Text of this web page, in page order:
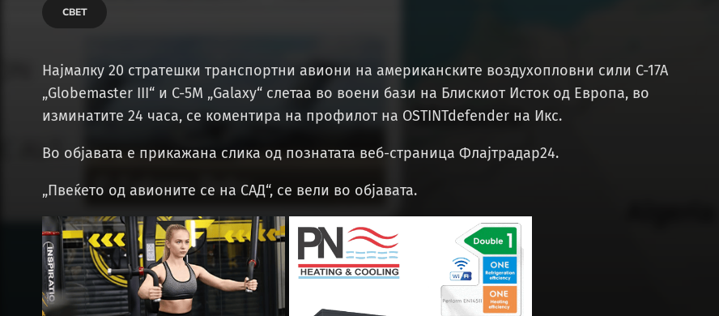
СВЕТ
Најмалку 20 стратешки транспортни авиони на американските воздухопловни сили C-17A
„Globemaster III“ и C-5M „Galaxy“ слетаа во воени бази на Блискиот Исток од Европа, во
изминатите 24 часа, се коментира на профилот на OSTINTdefender на Икс.
Во објавата е прикажана слика од познатата веб-страница Флајтрадар24.
„Пвеќето од авионите се на САД“, се вели во објавата.